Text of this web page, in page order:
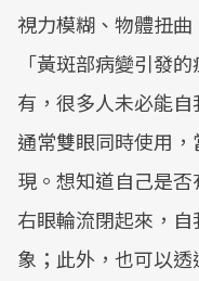
視力模糊、物體扭曲
「黃斑部病變引發
有，很多人未必能
通常雙眼同時使用
現。想知道自己是
右眼輪流閉起來，
象；此外，也可以